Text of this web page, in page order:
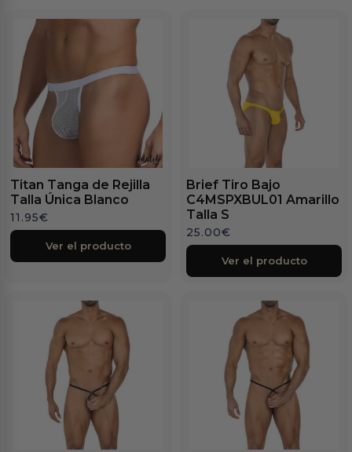
Titan Tanga de Rejilla
Talla Única Blanco
11.95€
Ver el producto
Brief Tiro Bajo
C4MSPXBUL01 Amarillo
Talla S
25.00€
Ver el producto